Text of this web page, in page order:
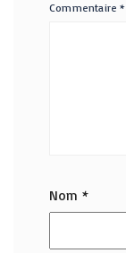
Commentaire*
Nom *